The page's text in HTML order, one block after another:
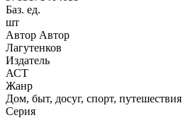
Баз. ед.
шт
Автор Автор
Лагутенков
Издатель
АСТ
Жанр
Дом, быт, досуг, спорт, путешествия
Серия